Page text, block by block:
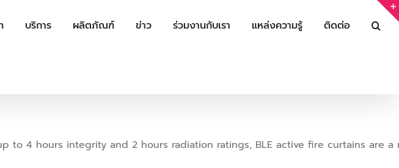
บริการ ผลิตภัณฑ์ ข่าว ร่วมงานกับเรา แหล่งความรู้ ติดต่อ
4 hours integrity and 2 hours radiation ratings, BLE active fire curtains